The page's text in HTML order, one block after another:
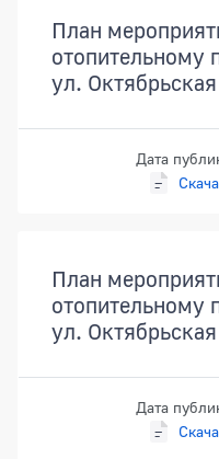
План
отопительному
ул.
Дата
План
отопительному
ул.
Дата